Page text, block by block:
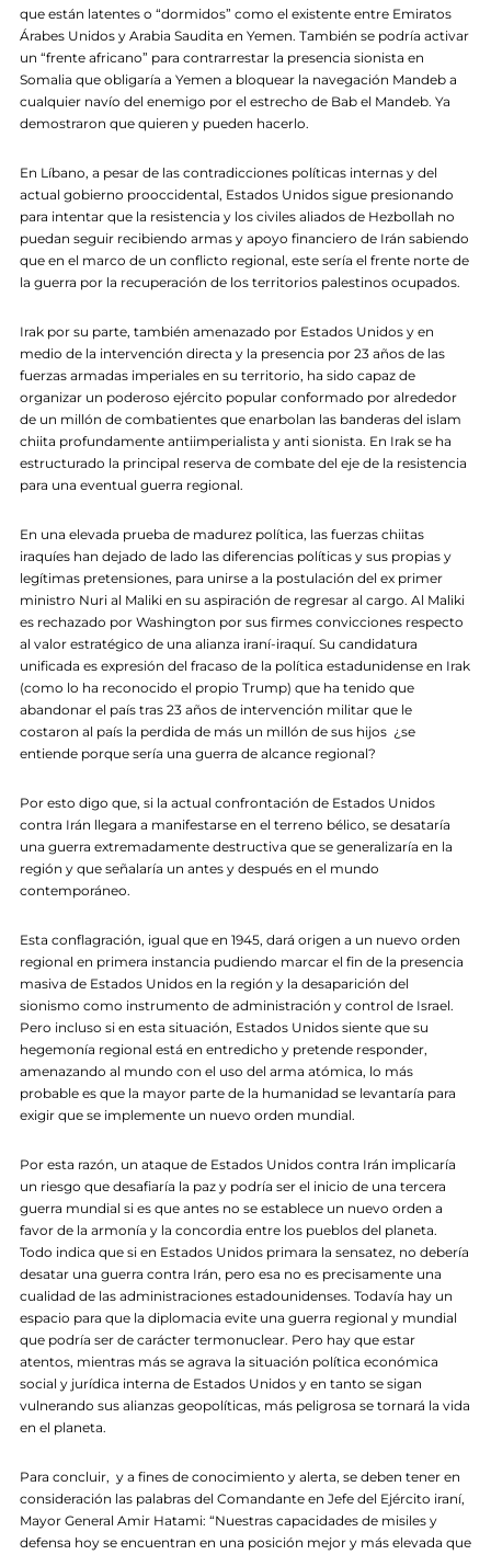
que están latentes o “dormidos” como el existente entre Emiratos
Árabes Unidos y Arabia Saudita en Yemen. También se podría activar
un “frente africano” para contrarrestar la presencia sionista en
Somalia que obligaría a Yemen a bloquear la navegación Mandeb a
cualquier navío del enemigo por el estrecho de Bab el Mandeb. Ya
demostraron que quieren y pueden hacerlo.
En Líbano, a pesar de las contradicciones políticas internas y del
actual gobierno prooccidental, Estados Unidos sigue presionando
para intentar que la resistencia y los civiles aliados de Hezbollah no
puedan seguir recibiendo armas y apoyo financiero de Irán sabiendo
que en el marco de un conflicto regional, este sería el frente norte de
la guerra por la recuperación de los territorios palestinos ocupados.
Irak por su parte, también amenazado por Estados Unidos y en
medio de la intervención directa y la presencia por 23 años de las
fuerzas armadas imperiales en su territorio, ha sido capaz de
organizar un poderoso ejército popular conformado por alrededor
de un millón de combatientes que enarbolan las banderas del islam
chiita profundamente antiimperialista y anti sionista. En Irak se ha
estructurado la principal reserva de combate del eje de la resistencia
para una eventual guerra regional.
En una elevada prueba de madurez política, las fuerzas chiitas
iraquíes han dejado de lado las diferencias políticas y sus propias y
legítimas pretensiones, para unirse a la postulación del ex primer
ministro Nuri al Maliki en su aspiración de regresar al cargo. Al Maliki
es rechazado por Washington por sus firmes convicciones respecto
al valor estratégico de una alianza iraní-iraquí. Su candidatura
unificada es expresión del fracaso de la política estadunidense en Irak
(como lo ha reconocido el propio Trump) que ha tenido que
abandonar el país tras 23 años de intervención militar que le
costaron al país la perdida de más un millón de sus hijos ¿se
entiende porque sería una guerra de alcance regional?
Por esto digo que, si la actual confrontación de Estados Unidos
contra Irán llegara a manifestarse en el terreno bélico, se desataría
una guerra extremadamente destructiva que se generalizaría en la
región y que señalaría un antes y después en el mundo
contemporáneo.
Esta conflagración, igual que en 1945, dará origen a un nuevo orden
regional en primera instancia pudiendo marcar el fin de la presencia
masiva de Estados Unidos en la región y la desaparición del
sionismo como instrumento de administración y control de Israel.
Pero incluso si en esta situación, Estados Unidos siente que su
hegemonía regional está en entredicho y pretende responder,
amenazando al mundo con el uso del arma atómica, lo más
probable es que la mayor parte de la humanidad se levantaría para
exigir que se implemente un nuevo orden mundial.
Por esta razón, un ataque de Estados Unidos contra Irán implicaría
un riesgo que desafiaría la paz y podría ser el inicio de una tercera
guerra mundial si es que antes no se establece un nuevo orden a
favor de la armonía y la concordia entre los pueblos del planeta.
Todo indica que si en Estados Unidos primara la sensatez, no debería
desatar una guerra contra Irán, pero esa no es precisamente una
cualidad de las administraciones estadounidenses. Todavía hay un
espacio para que la diplomacia evite una guerra regional y mundial
que podría ser de carácter termonuclear. Pero hay que estar
atentos, mientras más se agrava la situación política económica
social y jurídica interna de Estados Unidos y en tanto se sigan
vulnerando sus alianzas geopolíticas, más peligrosa se tornará la vida
en el planeta.
Para concluir, y a fines de conocimiento y alerta, se deben tener en
consideración las palabras del Comandante en Jefe del Ejército iraní,
Mayor General Amir Hatami: “Nuestras capacidades de misiles y
defensa hoy se encuentran en una posición mejor y más elevada que